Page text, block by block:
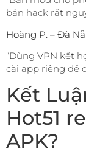
bản hack rất
Hoàng P. – Đà
“Dùng VPN kết
cài app riêng để
Kết
Hot51
APK?